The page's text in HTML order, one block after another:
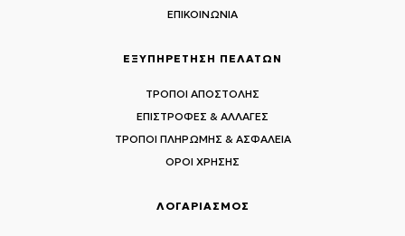
ΕΠΙΚΟΙΝΩΝΙΑ
ΕΞΥΠΗΡΕΤΗΣΗ ΠΕΛΑΤΩΝ
ΤΡΟΠΟΙ ΑΠΟΣΤΟΛΗΣ
ΕΠΙΣΤΡΟΦΕΣ & ΑΛΛΑΓΕΣ
ΤΡΟΠΟΙ ΠΛΗΡΩΜΗΣ & ΑΣΦΑΛΕΙΑ
ΟΡΟΙ ΧΡΗΣΗΣ
ΛΟΓΑΡΙΑΣΜΟΣ